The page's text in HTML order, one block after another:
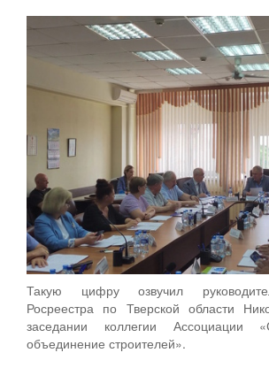
Такую цифру озвучил
Росреестра по Тверской области
заседании коллегии Ассоциации
объединение строителей».